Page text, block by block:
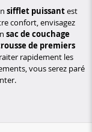
sifflet puissantest
confort, envisagez
sac de couchage
de premiers
rapidement les
vous serez paré